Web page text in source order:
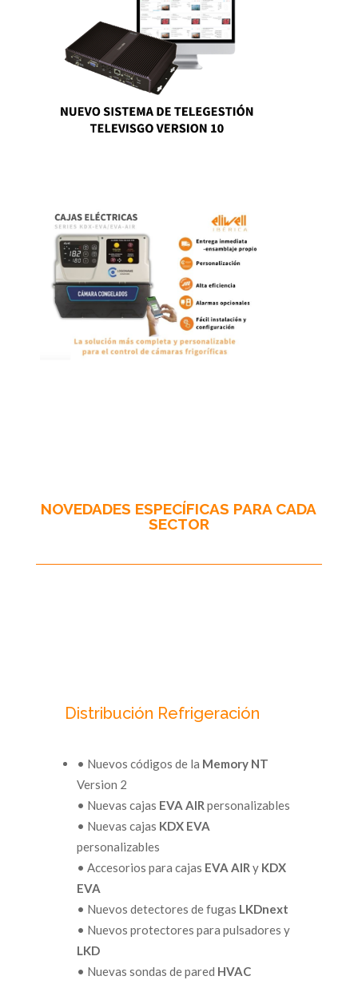
NOVEDADES ESPECÍFICAS PARA CADA
SECTOR
Distribución Refrigeración
• Nuevos códigos de la Memory NT
Version 2
• Nuevas cajas EVA AIR personalizables
• Nuevas cajas KDX EVA
personalizables
• Accesorios para cajas EVA AIR y KDX
EVA
• Nuevos detectores de fugas LKDnext
• Nuevos protectores para pulsadores y
LKD
• Nuevas sondas de pared HVAC